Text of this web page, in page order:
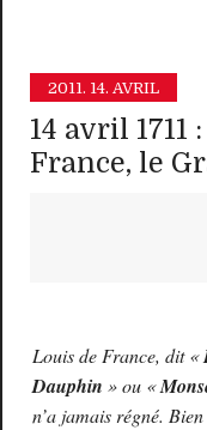
2011. 14. AVRIL
14 avril 1711
France, le
Louis de France, dit «
Dauphin » ou «
n’a jamais régné.